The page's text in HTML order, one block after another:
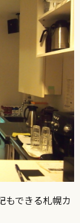
もできる札幌カ